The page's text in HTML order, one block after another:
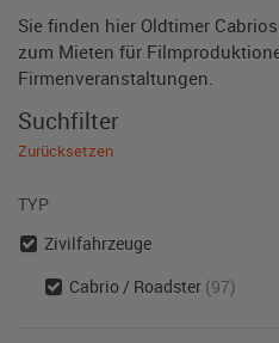
Sie finden hier Oldtimer
zum Mieten für
Firmenveranstaltungen.
Suchfilter
Zurücksetzen
TYP
Zivilfahrzeuge
Cabrio / Roadster (97)